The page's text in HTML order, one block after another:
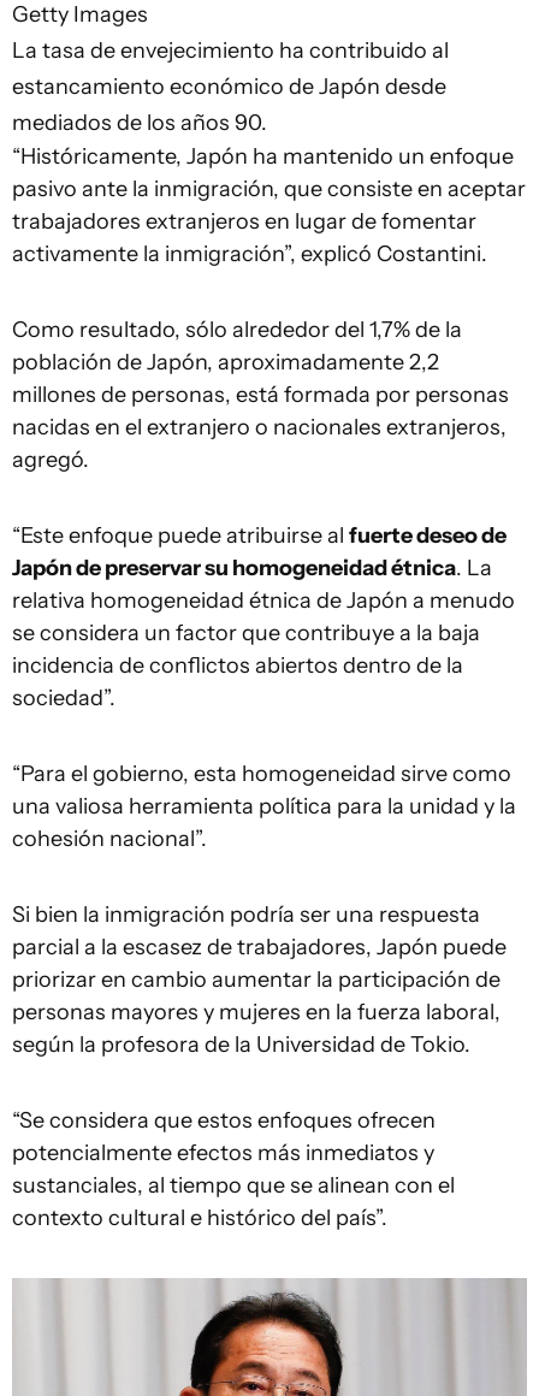
Getty Images
La tasa de envejecimiento ha contribuido al
estancamiento económico de Japón desde
mediados de los años 90.
“Históricamente, Japón ha mantenido un enfoque
pasivo ante la inmigración, que consiste en aceptar
trabajadores extranjeros en lugar de fomentar
activamente la inmigración”, explicó Costantini.
Como resultado, sólo alrededor del 1,7% de la
población de Japón, aproximadamente 2,2
millones de personas, está formada por personas
nacidas en el extranjero o nacionales extranjeros,
agregó.
“Este enfoque puede atribuirse al fuerte deseo de
Japón de preservar su homogeneidad étnica. La
relativa homogeneidad étnica de Japón a menudo
se considera un factor que contribuye a la baja
incidencia de conflictos abiertos dentro de la
sociedad”.
“Para el gobierno, esta homogeneidad sirve como
una valiosa herramienta política para la unidad y la
cohesión nacional”.
Si bien la inmigración podría ser una respuesta
parcial a la escasez de trabajadores, Japón puede
priorizar en cambio aumentar la participación de
personas mayores y mujeres en la fuerza laboral,
según la profesora de la Universidad de Tokio.
“Se considera que estos enfoques ofrecen
potencialmente efectos más inmediatos y
sustanciales, al tiempo que se alinean con el
contexto cultural e histórico del país”.